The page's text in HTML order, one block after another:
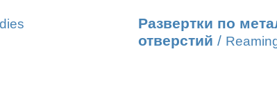
Развертки по
отверстий /